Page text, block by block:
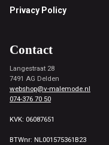
Privacy Policy
Contact
Langestraat 28
7491 AG Delden
webshop@v-malemode.nl
074-376 70 50
KVK: 06087651
BTWnr: NL001575361B23